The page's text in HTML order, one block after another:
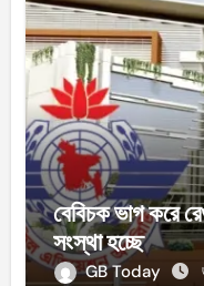
বেবিচক ভাগ করে
সংস্থা হচ্ছে
GB Today